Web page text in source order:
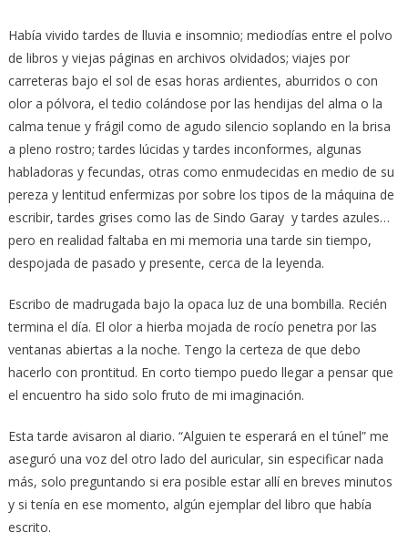
Había vivido tardes de lluvia e insomnio; mediodías entre el polvo
de libros y viejas páginas en archivos olvidados; viajes por
carreteras bajo el sol de esas horas ardientes, aburridos o con
olor a pólvora, el tedio colándose por las hendijas del alma o la
calma tenue y frágil como de agudo silencio soplando en la brisa
a pleno rostro; tardes lúcidas y tardes inconformes, algunas
habladoras y fecundas, otras como enmudecidas en medio de su
pereza y lentitud enfermizas por sobre los tipos de la máquina de
escribir, tardes grises como las de Sindo Garay y tardes azules…
pero en realidad faltaba en mi memoria una tarde sin tiempo,
despojada de pasado y presente, cerca de la leyenda.
Escribo de madrugada bajo la opaca luz de una bombilla. Recién
termina el día. El olor a hierba mojada de rocío penetra por las
ventanas abiertas a la noche. Tengo la certeza de que debo
hacerlo con prontitud. En corto tiempo puedo llegar a pensar que
el encuentro ha sido solo fruto de mi imaginación.
Esta tarde avisaron al diario. “Alguien te esperará en el túnel” me
aseguró una voz del otro lado del auricular, sin especificar nada
más, solo preguntando si era posible estar allí en breves minutos
y si tenía en ese momento, algún ejemplar del libro que había
escrito.